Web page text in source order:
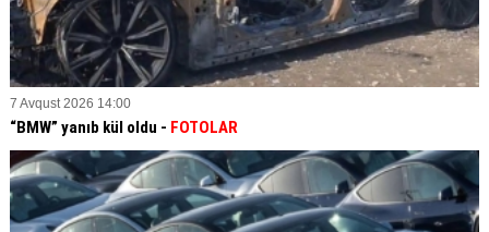
7 Avqust 2026 14:00
“BMW” yanıb kül oldu - FOTOLAR